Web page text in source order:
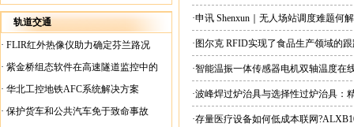
工作速度
用
轨道交通
· FLIR红外热像仪助力确定芬兰路况
· 紫金桥组态软件在高速隧道监控中的
应用
· 华北工控地铁AFC系统解决方案
· 保护货车和公共汽车免于致命事故
·申讯 Shenxun｜无人场站调度难题何
·图尔克 RFID实现了食品生产领域的
·智能温振一体传感器电机双轴温度在
·波峰焊过炉治具与选择性过炉治具：
·存量医疗设备如何低成本联网